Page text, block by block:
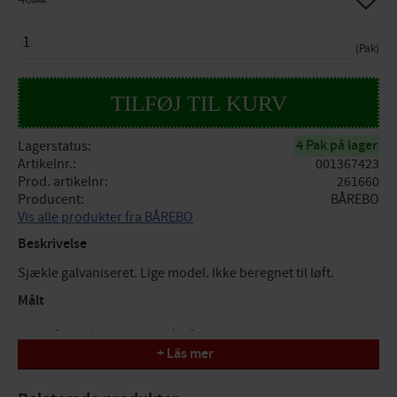
Pak
Lagerstatus 4 Pak på lager
Artikelnr.
001367423
Prod. artikelnr
261660
Producent
BÅREBO
Vis alle produkter fra BÅREBO
Beskrivelse
Sjækle galvaniseret. Lige model. Ikke beregnet til løft.
Målt
Størrelse inches = 5/16"
h = 32mm
+ Läs mer